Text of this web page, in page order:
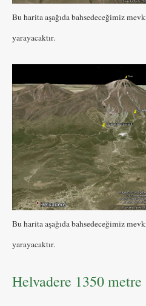
Bu harita aşağıda bahsedeceğimiz
yarayacaktır.
Bu harita aşağıda bahsedeceğimiz
yarayacaktır.
Helvadere 1350 metre